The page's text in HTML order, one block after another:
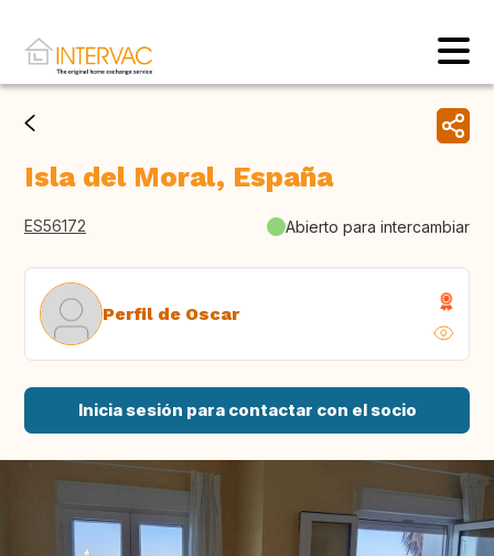
Isla del Moral, España
ES56172 Abierto para intercambiar
Perfil de Oscar
Inicia sesión para contactar con el socio